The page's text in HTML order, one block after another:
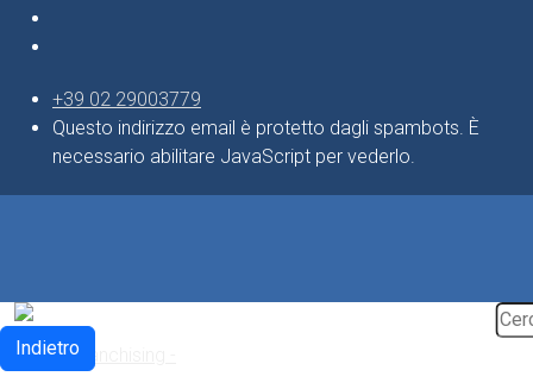
+39 02 29003779
Questo indirizzo email è protetto dagli spambots. È
necessario abilitare JavaScript per vederlo.
Indietro